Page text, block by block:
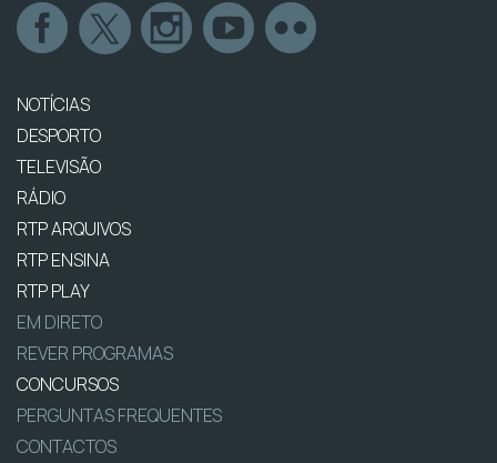
NOTÍCIAS
DESPORTO
TELEVISÃO
RÁDIO
RTP ARQUIVOS
RTP ENSINA
RTP PLAY
EM DIRETO
REVER PROGRAMAS
CONCURSOS
PERGUNTAS FREQUENTES
CONTACTOS